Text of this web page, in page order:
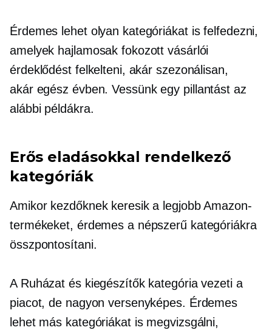
Érdemes lehet olyan kategóriákat is felfedezni,
amelyek hajlamosak fokozott vásárlói
érdeklődést felkelteni, akár szezonálisan,
akár egész évben. Vessünk egy pillantást az
alábbi példákra.
Erős eladásokkal rendelkező
kategóriák
Amikor kezdőknek keresik a legjobb Amazon-
termékeket, érdemes a népszerű kategóriákra
összpontosítani.
A Ruházat és kiegészítők kategória vezeti a
piacot, de nagyon versenyképes. Érdemes
lehet más kategóriákat is megvizsgálni,